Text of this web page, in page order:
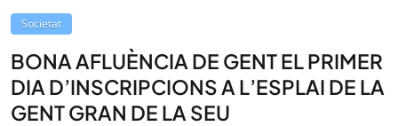
Societat
BONA AFLUÈNCIA DE GENT EL PRIMER
DIA D’INSCRIPCIONS A L’ESPLAI DE LA
GENT GRAN DE LA SEU